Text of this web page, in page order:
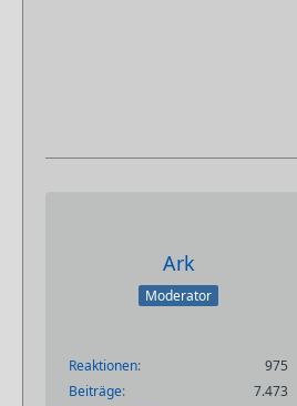
Ark
Moderator
Reaktionen
975
Beiträge
7.473